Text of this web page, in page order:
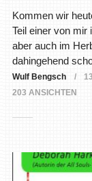
Kommen wir
Teil einer von mir
aber auch im
dahingehend
Wulf Bengsch
203 ANSICHTEN